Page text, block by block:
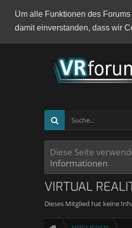
Um alle Funktionen des
damit einverstanden, dass wir
Diese Seite
Informationen
VIRTUAL
Dieses Mitglied hat keine